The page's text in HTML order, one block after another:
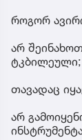
როგორ
არ
ტკბილეული;
თავადაც
არ